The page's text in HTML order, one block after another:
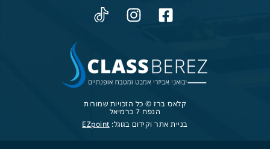
קלאס ברז © כל הזכויות שמורות
הנפח 7 כרמיאל
בניית אתר וקידום בגוגל: EZpoint